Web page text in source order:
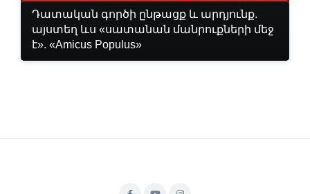
Դատական գործի ընթացք և արդյունք.
այստեղ ևս «սատանան մանրուքների մեջ
է». «Amicus Populus»